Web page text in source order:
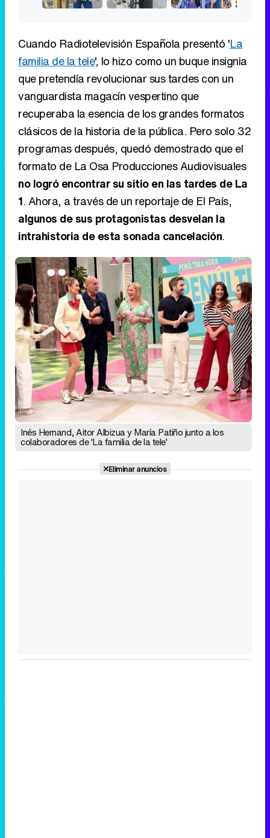
Cuando Radiotelevisión Española presentó 'La
familia de la tele', lo hizo como un buque insignia
que pretendía revolucionar sus tardes con un
vanguardista magacín vespertino que
recuperaba la esencia de los grandes formatos
clásicos de la historia de la pública. Pero solo 32
programas después, quedó demostrado que el
formato de La Osa Producciones Audiovisuales
no logró encontrar su sitio en las tardes de La
1. Ahora, a través de un reportaje de El País,
algunos de sus protagonistas desvelan la
intrahistoria de esta sonada cancelación.
Inés Hernand, Aitor Albizua y María Patiño junto a los
colaboradores de 'La familia de la tele'
Eliminar anuncios